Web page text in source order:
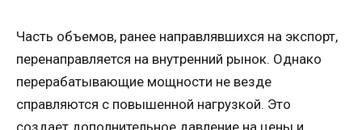
Часть объемов, ранее направлявшихся на экспорт,
перенаправляется на внутренний рынок. Однако
перерабатывающие мощности не везде
справляются с повышенной нагрузкой. Это